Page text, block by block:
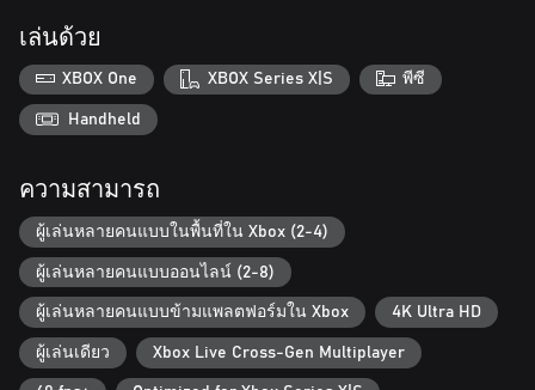
สร้างสรรค์ขึ้นมาอย่างประณีตเพื่อผลักดันขีดจำกัดความเร็วและ
สมรรถนะ พิชิตสนามแข่งที่ได้แรงบันดาลใจจากสถานที่โด่งดัง
ระดับโลกที่เหล่าผู้หลงใหลการแข่งรถทั่วโลกชื่นชอบ
สัมผัสความตื่นเต้นของการควบคุมขั้นสุดยอด
สัมผัสความเป็นหนึ่งเดียวกับสนามแข่งเมื่อคุณกับเพื่อนร่วมทีม
แล้วซิ่งไปคว้าชัยชนะด้วยบูสต์สุดเร้าใจ Asphalt Legends มีตัว
เลือกให้คุณควบคุมได้ตามต้องการ ไม่ว่าจะเป็นการควบคุมแบบ
แมนวลอันแม่นยำหรือแบบ TouchDrive™ อันสะดวกสบาย ให้คุณ
พร้อมชิงความเป็นหนึ่ง!
สุดยอดการแข่งรถอาร์เคด
ทะยานเข้าสู่โลกการแข่งรถความเร็วสูงสุดเร้าใจที่มาพร้อมรถราย
ละเอียดสูงที่ประดิษฐ์ขึ้นอย่างประณีต เอฟเฟกต์น่าทึ่ง และแสงสีสุด
ตระการตา
เล่นด้วย
XBOX One XBOX Series X|S พีซี
Handheld
ความสามารถ
ผู้เล่นหลายคนแบบในพื้นที่ใน Xbox (2-4)
ผู้เล่นหลายคนแบบออนไลน์ (2-8)
ผู้เล่นหลายคนแบบข้ามแพลตฟอร์มใน Xbox 4K Ultra HD
ผู้เล่นเดียว Xbox Live Cross-Gen Multiplayer